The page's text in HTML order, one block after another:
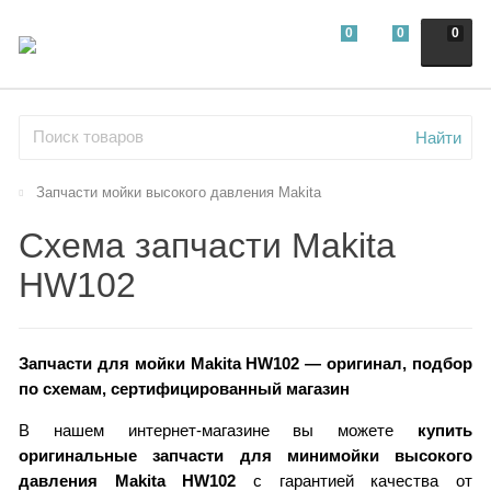
0
0 0
Найти
Запчасти мойки высокого давления Makita
Схема запчасти Makita
HW102
Запчасти для мойки Makita HW102 — оригинал, подбор
по схемам, сертифицированный магазин
В нашем интернет-магазине вы можете купить
оригинальные запчасти для минимойки высокого
давления Makita HW102 с гарантией качества от